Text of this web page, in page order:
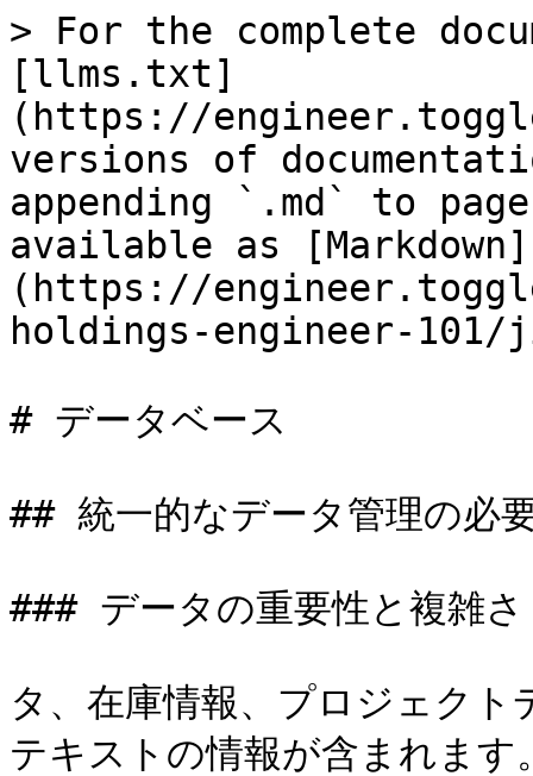
> For the complete
[llms.txt]
(https://
versions of
appending `.md` to
available as [Markdown]
(https://
holdings-engineer-
# データベース
## 統一的なデータ管理の必
### データの重要性と複雑さ
タ、在庫情報、プロジェク
テキストの情報が含まれま